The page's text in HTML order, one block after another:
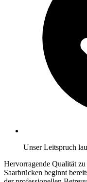
Unser Leitspruch
Hervorragende Qualität zu
Saarbrücken beginnt